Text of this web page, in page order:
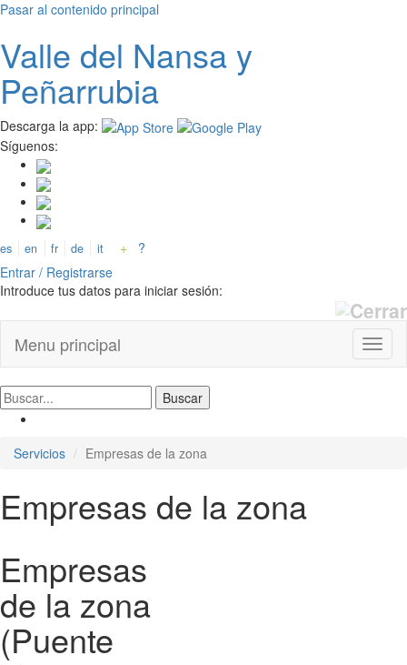
Pasar al contenido principal
Valle del Nansay
Peñarrubia
Descarga la app:
Síguenos:
es en fr de it +
?
Entrar / Registrarse
Introduce tus datos para iniciar sesión:
Menu principal
Servicios Empresas de la zona
Empresas de la zona
Empresas
de la zona
(Puente